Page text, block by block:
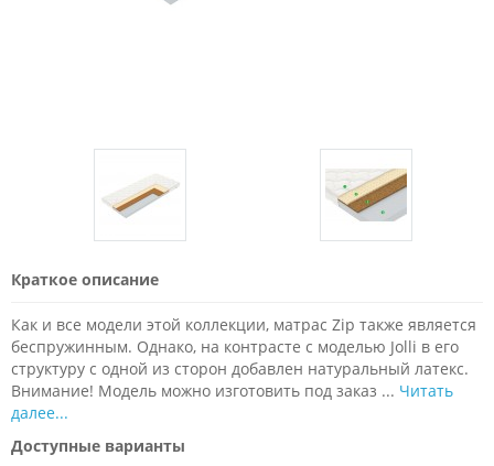
Краткое описание
Как и все модели этой коллекции, матрас Zip также является
беспружинным. Однако, на контрасте с моделью Jolli в его
структуру с одной из сторон добавлен натуральный латекс.
Внимание! Модель можно изготовить под заказ ... Читать
далее...
Доступные варианты